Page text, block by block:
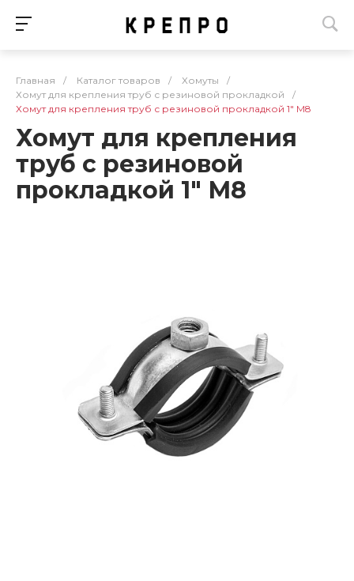
Главная / Каталог товаров / Хомуты
/
Хомут для крепления труб с резиновой прокладкой
/
Хомут для крепления труб с резиновой прокладкой 1" М8
Хомут для крепления
труб с резиновой
прокладкой 1" М8